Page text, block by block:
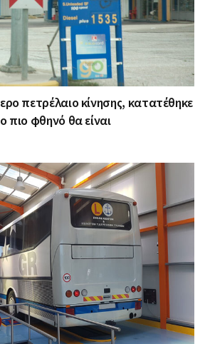
πετρέλαιο κίνησης, κατατέθηκε
πιο φθηνό θα είναι